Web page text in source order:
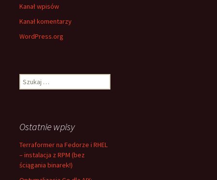
Kanał wpisów
Kanał komentarzy
WordPress.org
Szukaj:
Ostatnie wpisy
Terraformer na Fedorze i RHEL
– instalacja z RPM (bez
ściągania binarek!)